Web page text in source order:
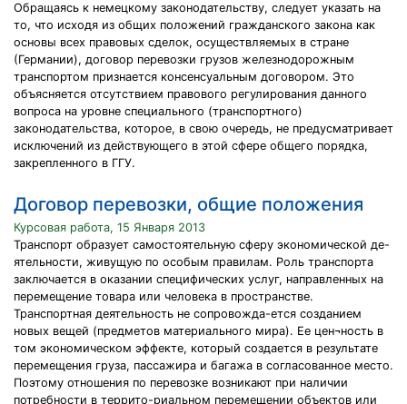
Обращаясь к немецкому законодательству, следует указать на
то, что исходя из общих положений гражданского закона как
основы всех правовых сделок, осуществляемых в стране
(Германии), договор перевозки грузов железнодорожным
транспортом признается консенсуальным договором. Это
объясняется отсутствием правового регулирования данного
вопроса на уровне специального (транспортного)
законодательства, которое, в свою очередь, не предусматривает
исключений из действующего в этой сфере общего порядка,
закрепленного в ГГУ.
Договор перевозки, общие положения
Курсовая работа, 15 Января 2013
Транспорт образует самостоятельную сферу экономической де-
ятельности, живущую по особым правилам. Роль транспорта
заключается в оказании специфических услуг, направленных на
перемещение товара или человека в пространстве.
Транспортная деятельность не сопровожда-ется созданием
новых вещей (предметов материального мира). Ее цен¬ность в
том экономическом эффекте, который создается в результате
перемещения груза, пассажира и багажа в согласованное место.
Поэтому отношения по перевозке возникают при наличии
потребности в террито-риальном перемещении объектов или